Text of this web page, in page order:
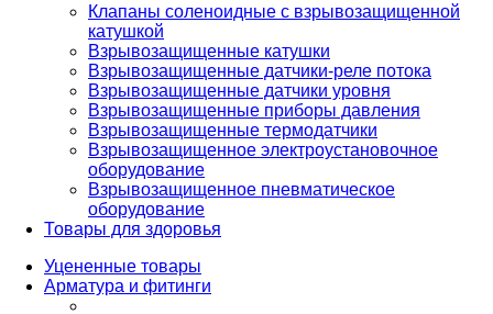
Клапаны соленоидные с взрывозащищенной
катушкой
Взрывозащищенные катушки
Взрывозащищенные датчики-реле потока
Взрывозащищенные датчики уровня
Взрывозащищенные приборы давления
Взрывозащищенные термодатчики
Взрывозащищенное электроустановочное
оборудование
Взрывозащищенное пневматическое
оборудование
Товары для здоровья
Уцененные товары
Арматура и фитинги